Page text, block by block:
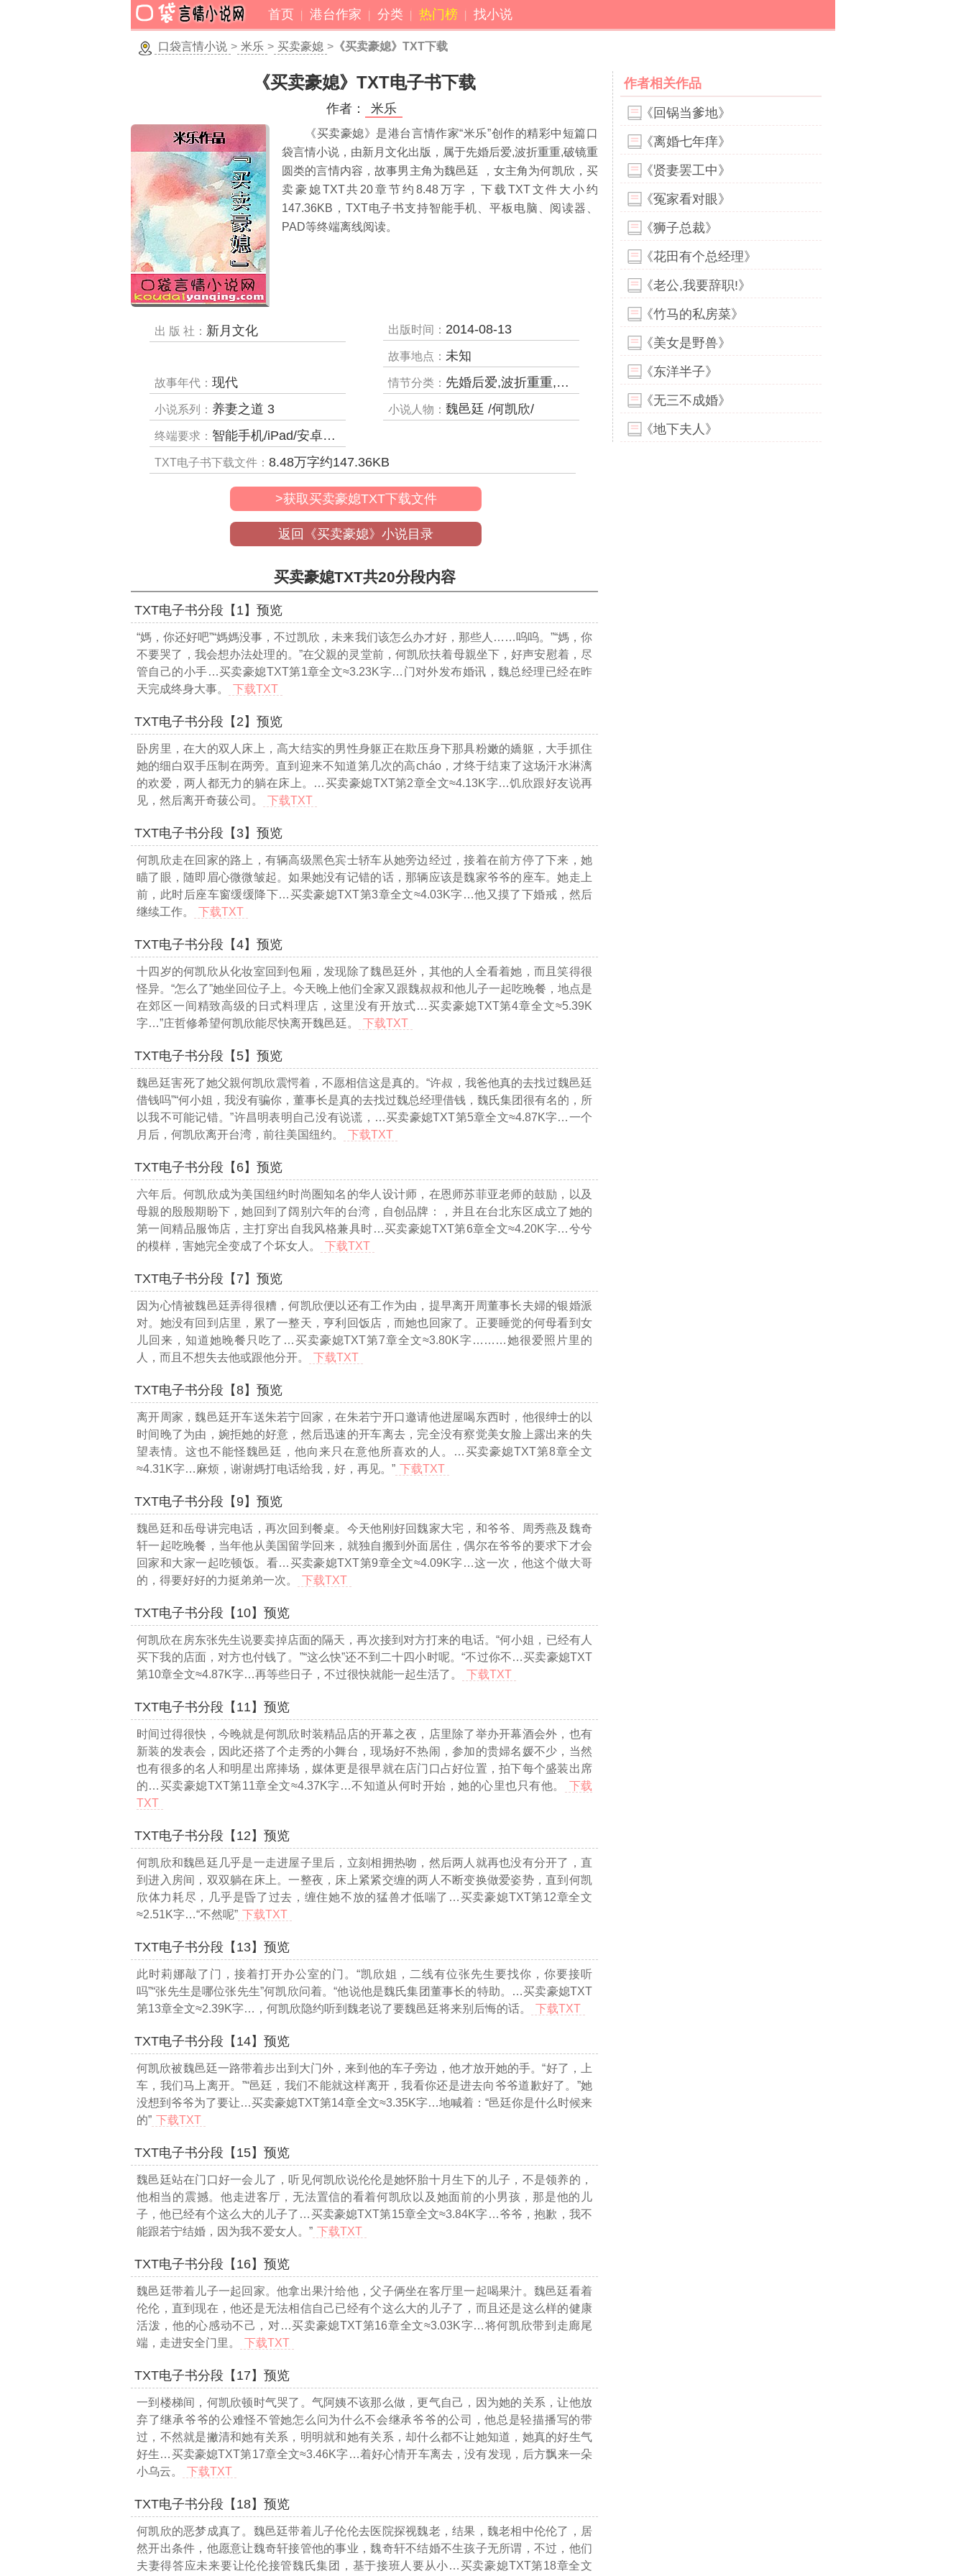
首页 港台作家 分类 热门榜 找小说
口袋言情小说 > 米乐 > 买卖豪媳 > 《买卖豪媳》TXT下载
《买卖豪媳》TXT电子书下载
作者： 米乐
《买卖豪媳》是港台言情作家“米乐”创作的精彩中短篇口
袋言情小说，由新月文化出版，属于先婚后爱,波折重重,破镜重
圆类的言情内容，故事男主角为魏邑廷 ，女主角为何凯欣，买
卖豪媳TXT共 20章节约 8.48万字，下载TXT文件大小约
147.36KB，TXT电子书支持智能手机、平板电脑、阅读器、
PAD等终端离线阅读。
出 版 社： 新月文化 出版时间： 2014-08-13
故事地点： 未知
故事年代： 现代 情节分类： 先婚后爱,波折重重,破镜重圆
小说系列： 养妻之道 3 小说人物： 魏邑廷 /何凯欣/
终端要求： 智能手机/iPad/安卓平板/电子阅读器/MP4等
TXT电子书下载文件： 8.48万字约147.36KB
>获取买卖豪媳TXT下载文件
返回《买卖豪媳》小说目录
买卖豪媳TXT共20分段内容
TXT电子书分段【1】预览
“媽，你还好吧”“媽媽没事，不过凯欣，未来我们该怎么办才好，那些人……呜呜。”“媽，你
不要哭了，我会想办法处理的。”在父親的灵堂前，何凯欣扶着母親坐下，好声安慰着，尽
管自己的小手…买卖豪媳TXT第1章全文≈3.23K字… 门对外发布婚讯，魏总经理已经在昨
天完成终身大事。
下载TXT
TXT电子书分段【2】预览
卧房里，在大的双人床上，高大结实的男性身躯正在欺压身下那具粉嫩的嬌躯，大手抓住
她的细白双手压制在两旁。直到迎来不知道第几次的高cháo，才终于结束了这场汗水淋漓
的欢爱，两人都无力的躺在床上。 …买卖豪媳TXT第2章全文≈4.13K字…饥欣跟好友说再
见，然后离开奇菝公司。
下载TXT
TXT电子书分段【3】预览
何凯欣走在回家的路上，有辆高级黑色宾士轿车从她旁边经过，接着在前方停了下来，她
瞄了眼，随即眉心微微皱起。如果她没有记错的话，那辆应该是魏家爷爷的座车。她走上
前，此时后座车窗缓缓降下…买卖豪媳TXT第3章全文≈4.03K字…他又摸了下婚戒，然后
继续工作。
下载TXT
TXT电子书分段【4】预览
十四岁的何凯欣从化妆室回到包厢，发现除了魏邑廷外，其他的人全看着她，而且笑得很
怪异。“怎么了”她坐回位子上。今天晚上他们全家又跟魏叔叔和他儿子一起吃晚餐，地点是
在郊区一间精致高级的日式料理店，这里没有开放式…买卖豪媳TXT第4章全文≈5.39K
字…”庄哲修希望何凯欣能尽快离开魏邑廷。 下载TXT
TXT电子书分段【5】预览
魏邑廷害死了她父親何凯欣震愕着，不愿相信这是真的。“许叔，我爸他真的去找过魏邑廷
借钱吗”“何小姐，我没有骗你，董事长是真的去找过魏总经理借钱，魏氏集团很有名的，所
以我不可能记错。”许昌明表明自己没有说谎， …买卖豪媳TXT第5章全文≈4.87K字…一个
月后，何凯欣离开台湾，前往美国纽约。
下载TXT
TXT电子书分段【6】预览
六年后。何凯欣成为美国纽约时尚圏知名的华人设计师，在恩师苏菲亚老师的鼓励，以及
母親的殷殷期盼下，她回到了阔别六年的台湾，自创品牌：，并且在台北东区成立了她的
第一间精品服饰店，主打穿出自我风格兼具时…买卖豪媳TXT第6章全文≈4.20K字…兮兮
的模样，害她完全变成了个坏女人。
下载TXT
TXT电子书分段【7】预览
因为心情被魏邑廷弄得很糟，何凯欣便以还有工作为由，提早离开周董事长夫婦的银婚派
对。她没有回到店里，累了一整天，亨利回饭店，而她也回家了。正要睡觉的何母看到女
儿回来，知道她晚餐只吃了 …买卖豪媳TXT第7章全文≈3.80K字… ……她很爱照片里的
人，而且不想失去他或跟他分开。
下载TXT
TXT电子书分段【8】预览
离开周家，魏邑廷开车送朱若宁回家，在朱若宁开口邀请他进屋喝东西时，他很绅士的以
时间晚了为由，婉拒她的好意，然后迅速的开车离去，完全没有察觉美女脸上露出来的失
望表情。这也不能怪魏邑廷，他向来只在意他所喜欢的人。
…买卖豪媳TXT第8章全文
≈4.31K字…麻烦，谢谢媽打电话给我，好，再见。” 下载TXT
TXT电子书分段【9】预览
魏邑廷和岳母讲完电话，再次回到餐桌。今天他刚好回魏家大宅，和爷爷、周秀燕及魏奇
轩一起吃晚餐，当年他从美国留学回来，就独自搬到外面居住，偶尔在爷爷的要求下才会
回家和大家一起吃顿饭。看…买卖豪媳TXT第9章全文≈4.09K字…这一次，他这个做大哥
的，得要好好的力挺弟弟一次。
下载TXT
TXT电子书分段【10】预览
何凯欣在房东张先生说要卖掉店面的隔天，再次接到对方打来的电话。“何小姐，已经有人
买下我的店面，对方也付钱了。”“这么快”还不到二十四小时呢。“不过你不…买卖豪媳TXT
第10章全文≈4.87K字…再等些日子，不过很快就能一起生活了。 下载TXT
TXT电子书分段【11】预览
时间过得很快，今晚就是何凯欣时装精品店的开幕之夜，店里除了举办开幕酒会外，也有
新装的发表会，因此还搭了个走秀的小舞台，现场好不热闹，参加的贵婦名媛不少，当然
也有很多的名人和明星出席捧场，媒体更是很早就在店门口占好位置，拍下每个盛装出席
的…买卖豪媳TXT第11章全文≈4.37K字…不知道从何时开始，她的心里也只有他。
下载
TXT
TXT电子书分段【12】预览
何凯欣和魏邑廷几乎是一走进屋子里后，立刻相拥热吻，然后两人就再也没有分开了，直
到进入房间，双双躺在床上。一整夜，床上紧紧交缠的两人不断变换做爱姿势，直到何凯
欣体力耗尽，几乎是昏了过去，缠住她不放的猛兽才低喘了 …买卖豪媳TXT第12章全文
≈2.51K字…“不然呢” 下载TXT
TXT电子书分段【13】预览
此时莉娜敲了门，接着打开办公室的门。“凯欣姐，二线有位张先生要找你，你要接听
吗”“张先生是哪位张先生”何凯欣问着。“他说他是魏氏集团董事长的特助。
…买卖豪媳TXT
第13章全文≈2.39K字… ，何凯欣隐约听到魏老说了要魏邑廷将来别后悔的话。 下载TXT
TXT电子书分段【14】预览
何凯欣被魏邑廷一路带着步出到大门外，来到他的车子旁边，他才放开她的手。“好了，上
车，我们马上离开。”“邑廷，我们不能就这样离开，我看你还是进去向爷爷道歉好了。”她
没想到爷爷为了要让…买卖豪媳TXT第14章全文≈3.35K字…地喊着：“邑廷你是什么时候来
的” 下载TXT
TXT电子书分段【15】预览
魏邑廷站在门口好一会儿了，听见何凯欣说伦伦是她怀胎十月生下的儿子，不是领养的，
他相当的震撼。他走进客厅，无法置信的看着何凯欣以及她面前的小男孩，那是他的儿
子，他已经有个这么大的儿子了 …买卖豪媳TXT第15章全文≈3.84K字…爷爷，抱歉，我不
能跟若宁结婚，因为我不爱女人。” 下载TXT
TXT电子书分段【16】预览
魏邑廷带着儿子一起回家。他拿出果汁给他，父子俩坐在客厅里一起喝果汁。魏邑廷看着
伦伦，直到现在，他还是无法相信自己已经有个这么大的儿子了，而且还是这么样的健康
活泼，他的心感动不己，对…买卖豪媳TXT第16章全文≈3.03K字…将何凯欣带到走廊尾
端，走进安全门里。
下载TXT
TXT电子书分段【17】预览
一到楼梯间，何凯欣顿时气哭了。气阿姨不该那么做，更气自己，因为她的关系，让他放
弃了继承爷爷的公难怪不管她怎么问为什么不会继承爷爷的公司，他总是轻描播写的带
过，不然就是撇清和她有关系，明明就和她有关系，却什么都不让她知道，她真的好生气
好生…买卖豪媳TXT第17章全文≈3.46K字…着好心情开车离去，没有发现，后方飘来一朵
小乌云。
下载TXT
TXT电子书分段【18】预览
何凯欣的恶梦成真了。魏邑廷带着儿子伦伦去医院探视魏老，结果，魏老相中伦伦了，居
然开出条件，他愿意让魏奇轩接管他的事业，魏奇轩不结婚不生孩子无所谓，不过，他们
夫妻得答应未来要让伦伦接管魏氏集团，基于接班人要从小…买卖豪媳TXT第18章全文
作者相关作品
《回锅当爹地》
《离婚七年痒》
《贤妻罢工中》
《冤家看对眼》
《狮子总裁》
《花田有个总经理》
《老公,我要辞职!》
《竹马的私房菜》
《美女是野兽》
《东洋半子》
《无三不成婚》
《地下夫人》